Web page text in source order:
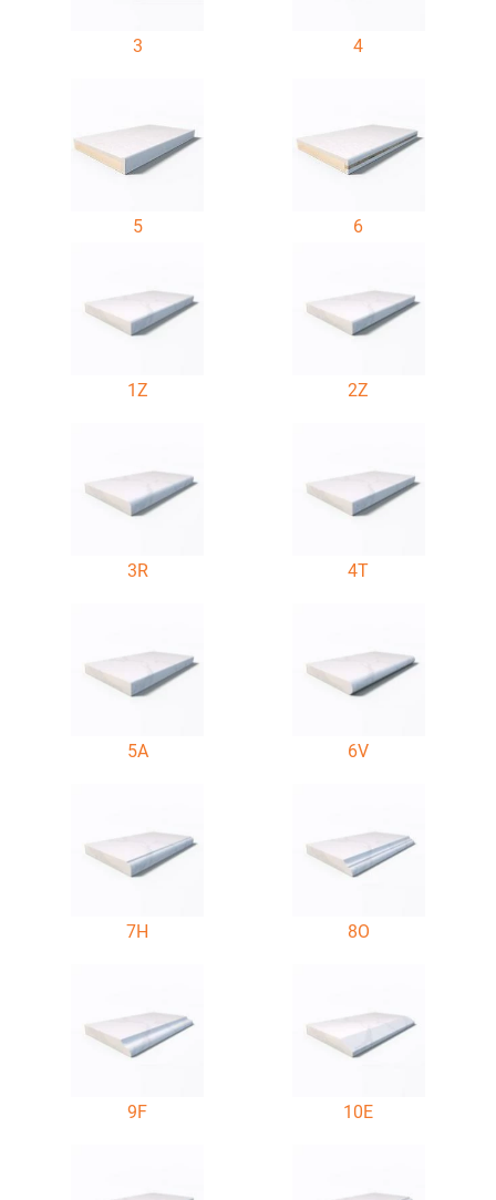
3 4
5 6
1Z 2Z
3R 4T
5A 6V
7H 8O
9F 10E